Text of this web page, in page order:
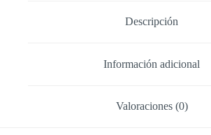
Descripción
Información adicional
Valoraciones (0)